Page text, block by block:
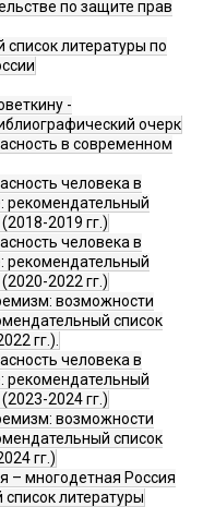
по защите прав
литературы по
-
очерк
в современном
человека в
рекомендательный
2019 гг.)
человека в
рекомендательный
2022 гг.)
возможности
список
гг.).
человека в
рекомендательный
2024 гг.)
возможности
список
гг.)
– многодетная Россия
литературы